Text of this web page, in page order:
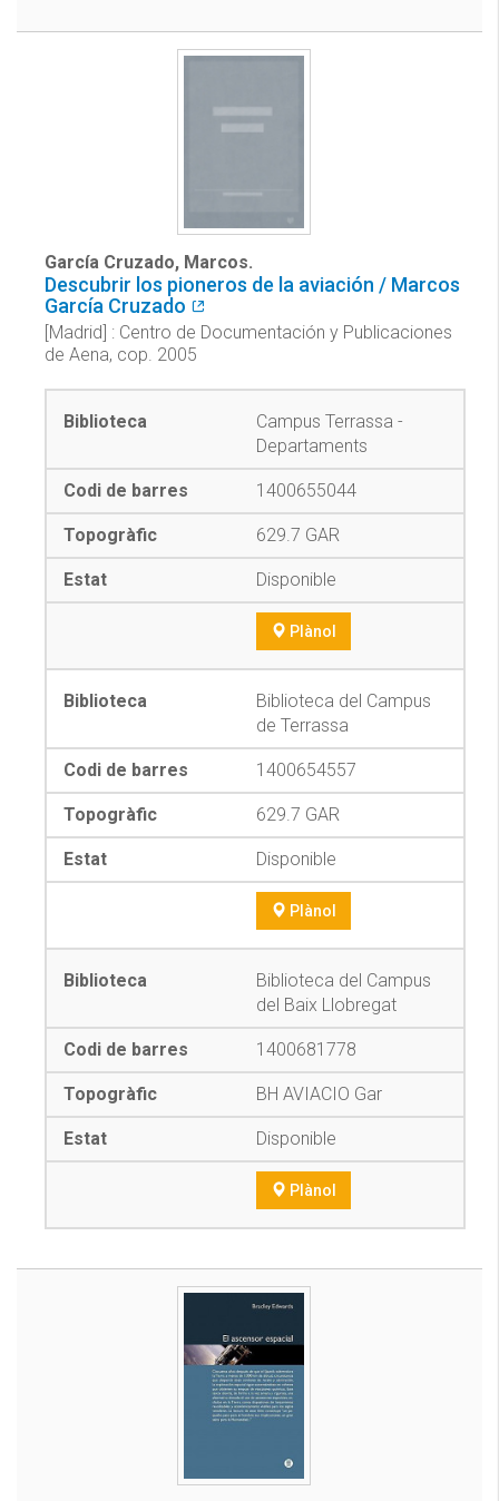
García Cruzado, Marcos.
Descubrir los pioneros de la aviación / Marcos
García Cruzado
[Madrid] : Centro de Documentación y Publicaciones
de Aena, cop. 2005
Campus Terrassa -
Departaments
1400655044
629.7 GAR
Disponible
Plànol
Biblioteca del Campus
de Terrassa
1400654557
629.7 GAR
Disponible
Plànol
Biblioteca del Campus
del Baix Llobregat
1400681778
BH AVIACIO Gar
Disponible
Plànol